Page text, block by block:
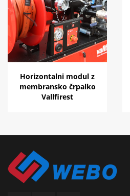
Horizontalni modul z
membransko črpalko
Vallfirest